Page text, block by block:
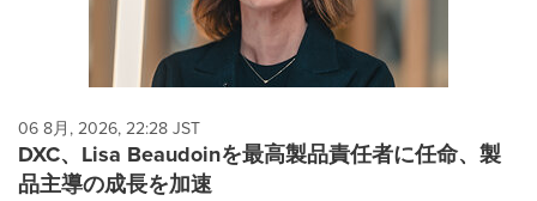
06 8月, 2026, 22:28 JST
DXC、Lisa Beaudoinを最高製品責任者に任命、製
品主導の成長を加速